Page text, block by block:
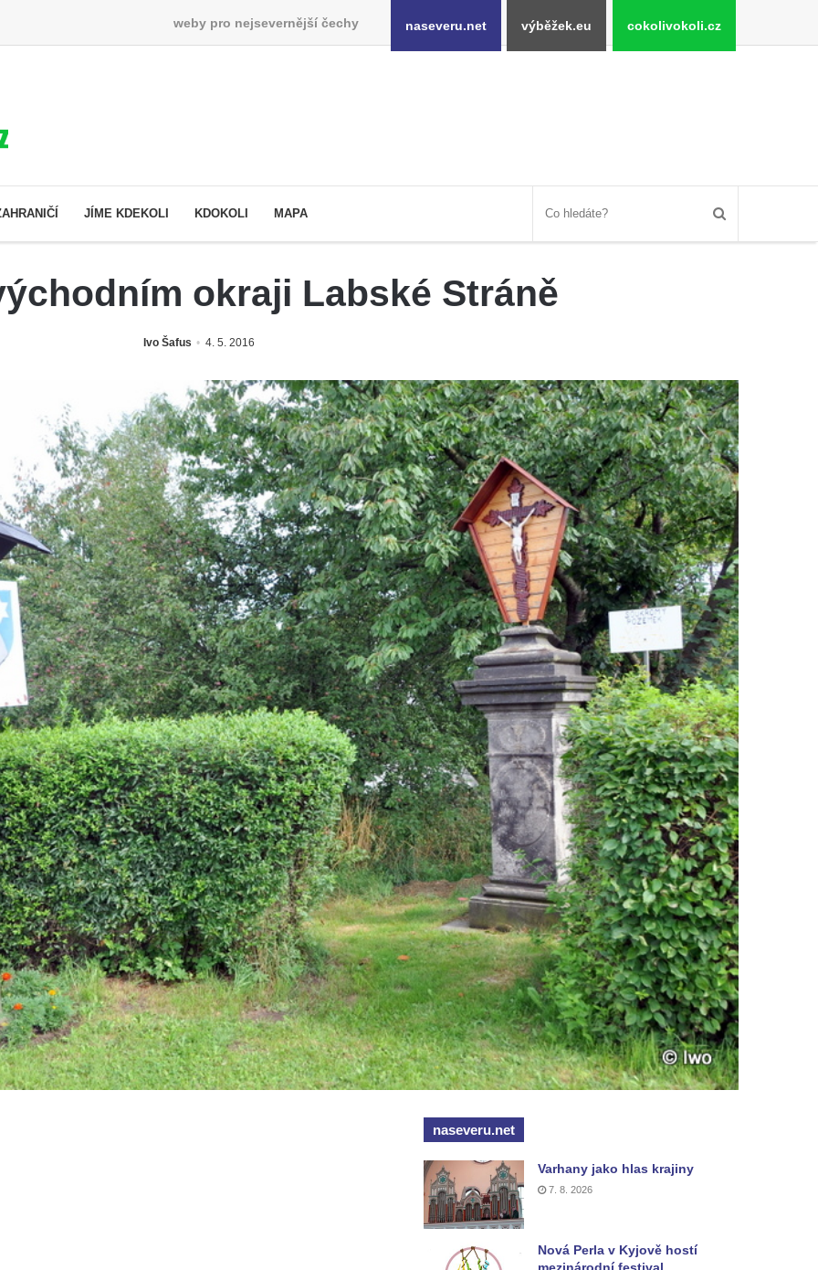
weby pro nejsevernější čechy naseveru.net výběžek.eu cokolivokoli.cz
JÍME KDEKOLI KDOKOLI MAPA
okraji Labské Stráně
Ivo Šafus 4. 5. 2016
naseveru.net
Varhany jako hlas krajiny
7. 8. 2026
Nová Perla v Kyjově hostí